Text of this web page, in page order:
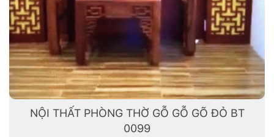
NỘI THẤT PHÒNG THỜ GỖ GỖ GÕ ĐỎ BT
0099